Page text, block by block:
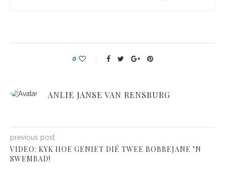
0
ANLIE JANSE VAN RENSBURG
previous post
VIDEO: KYK HOE GENIET DIÉ TWEE BOBBEJANE ’N
SWEMBAD!